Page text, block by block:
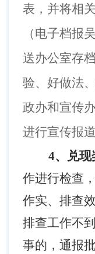
表，并将相
（电子档报
送办公室存
验、好做法
政办和宣传
进行宣传报
4、兑现
作进行检查
作实、排查
排查工作不
事的，通报